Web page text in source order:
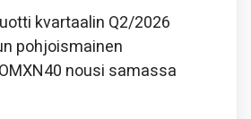
kvartaalin Q2/2026
pohjoismainen
nousi samassa